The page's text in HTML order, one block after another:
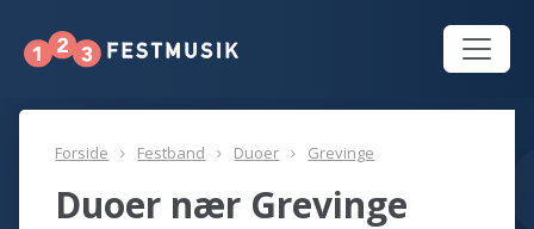
Forside Festband Duoer Grevinge
Duoer nær Grevinge